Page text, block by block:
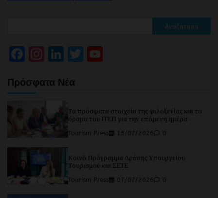
Αναζήτηση
Facebook
Instagram
LinkedIn
Twitter
Πρόσφατα Νέα
Τα πρόσφατα στοιχεία της φιλοξενίας και το
όραμα του ΙΤΕΠ για την επόμενη ημέρα
Tourism Press 13/07/2026 0
Κοινό Πρόγραμμα Δράσης Υπουργείου
Τουρισμού και ΣΕΤΕ
Tourism Press 07/07/2026 0